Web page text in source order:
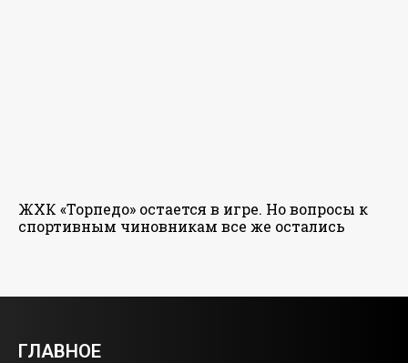
ЖХК «Торпедо» остается в игре. Но вопросы к
спортивным чиновникам все же остались
ГЛАВНОЕ